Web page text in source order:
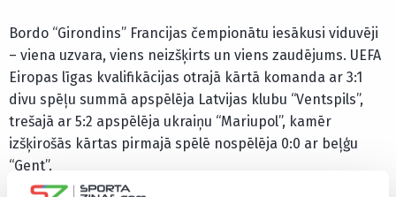
Bordo “Girondins” Francijas čempionātu iesākusi viduvēji
– viena uzvara, viens neizšķirts un viens zaudējums. UEFA
Eiropas līgas kvalifikācijas otrajā kārtā komanda ar 3:1
divu spēļu summā apspēlēja Latvijas klubu “Ventspils”,
trešajā ar 5:2 apspēlēja ukraiņu “Mariupol”, kamēr
izšķirošās kārtas pirmajā spēlē nospēlēja 0:0 ar beļģu
“Gent”.